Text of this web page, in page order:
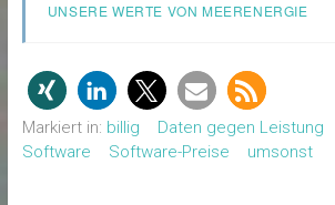
UNSERE WERTE VON MEERENERGIE
Markiert in: billig Daten gegen Leistung
Software
Software-Preise umsonst